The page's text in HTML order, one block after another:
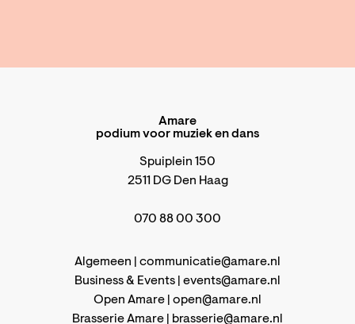
Amare
podium voor muziek en dans
Spuiplein 150
2511 DG Den Haag
070 88 00 300
Algemeen | communicatie@amare.nl
Business & Events | events@amare.nl
Open Amare | open@amare.nl
Brasserie Amare | brasserie@amare.nl